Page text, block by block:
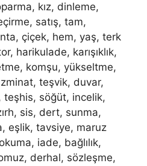
kız, dinleme,
satış, tam,
çiçek, hem, yaş, terk
harikulade, karışıklık,
komşu, yükseltme,
teşvik, duvar,
söğüt, incelik,
sis, dert, sunma,
eşlik, tavsiye, maruz
iade, bağlılık,
derhal, sözleşme,